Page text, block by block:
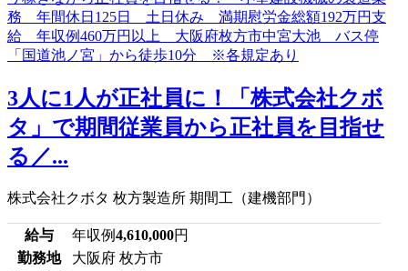
3人に1人が正社員に！「株式会社クボ
タ」で期間従業員から正社員を目指せ
る／...
株式会社クボタ 枚方製造所 期間工（建機部門）
給与 年収例4,610,000円
勤務地
大阪府 枚方市